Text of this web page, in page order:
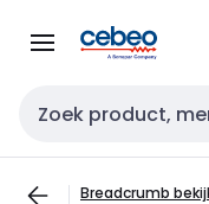
naar
naar
Zoekveld invoer
Breadcrumb